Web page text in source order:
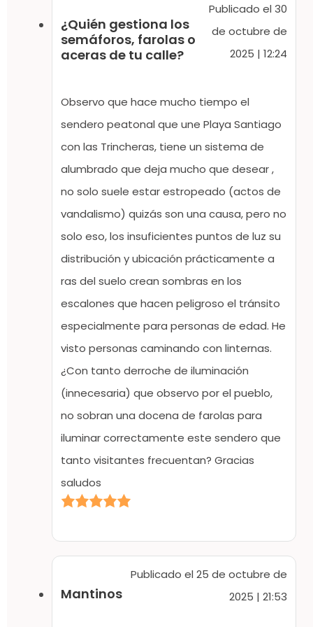
¿Quién gestiona los
semáforos, farolas o
aceras de tu calle?
Publicado el 30
de octubre de
2025 | 12:24
Observo que hace mucho tiempo el
sendero peatonal que une Playa Santiago
con las Trincheras, tiene un sistema de
alumbrado que deja mucho que desear ,
no solo suele estar estropeado (actos de
vandalismo) quizás son una causa, pero no
solo eso, los insuficientes puntos de luz su
distribución y ubicación prácticamente a
ras del suelo crean sombras en los
escalones que hacen peligroso el tránsito
especialmente para personas de edad. He
visto personas caminando con linternas.
¿Con tanto derroche de iluminación
(innecesaria) que observo por el pueblo,
no sobran una docena de farolas para
iluminar correctamente este sendero que
tanto visitantes frecuentan? Gracias
saludos
Mantinos
Publicado el 25 de octubre de
2025 | 21:53